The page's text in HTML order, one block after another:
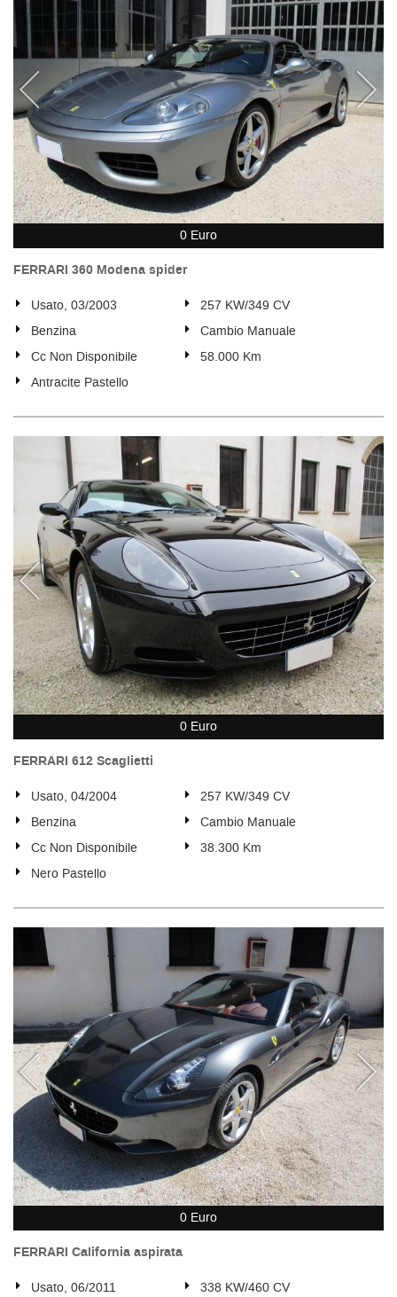
0 Euro
FERRARI 360 Modena spider
Usato, 03/2003
257 KW/349 CV
Benzina
Cambio Manuale
Cc Non Disponibile
58.000 Km
Antracite Pastello
0 Euro
FERRARI 612 Scaglietti
Usato, 04/2004
257 KW/349 CV
Benzina
Cambio Manuale
Cc Non Disponibile
38.300 Km
Nero Pastello
0 Euro
FERRARI California aspirata
Usato, 06/2011
338 KW/460 CV